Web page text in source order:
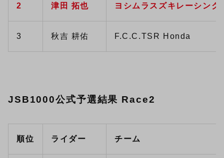
2 津田 拓也 ヨシムラスズキレーシング
3 秋吉 耕佑 F.C.C.TSR Honda
JSB1000公式予選結果 Race2
順位 ライダー チーム